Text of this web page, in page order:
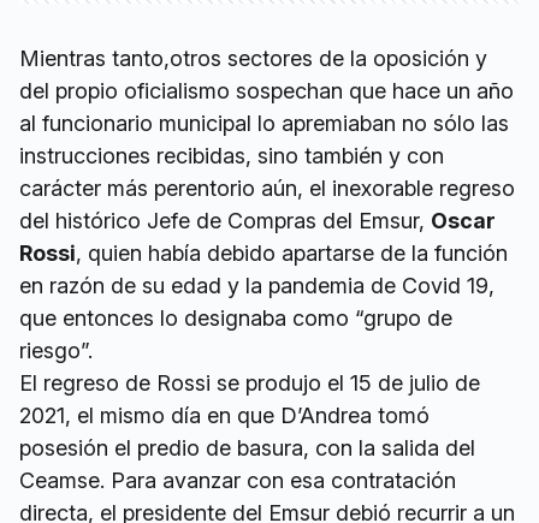
Mientras tanto,otros sectores de la oposición y
del propio oficialismo sospechan que hace un año
al funcionario municipal lo apremiaban no sólo las
instrucciones recibidas, sino también y con
carácter más perentorio aún, el inexorable regreso
del histórico Jefe de Compras del Emsur, Oscar
Rossi, quien había debido apartarse de la función
en razón de su edad y la pandemia de Covid 19,
que entonces lo designaba como “grupo de
riesgo”.
El regreso de Rossi se produjo el 15 de julio de
2021, el mismo día en que D’Andrea tomó
posesión el predio de basura, con la salida del
Ceamse. Para avanzar con esa contratación
directa, el presidente del Emsur debió recurrir a un